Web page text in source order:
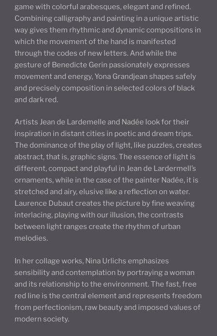
game with colorful arabesques, elegant and refined.
Combining calligraphy and painting in a unique artistic
way gives them rhythmic and dynamic compositions in
which the movement of the hand is manifested
through the codes of new letters. And while the
gesture of Benedicte Gerin passionately expresses
movement and energy, Yona Grandjean shapes safely
and precisely composition in selected colors of black
and dark red.
Artists Jean de Lardemelle and Nadée look for their
inspiration in distant cities in poetic and dream trips.
The dominance of the play of light, like puzzles, creates
abstract, that is, graphic signs. The essence of light is
different, compact and playful in Jean de Lardermell’s
ornaments, while in the case of the painter Nadée, it is
stretched and airy, elusive like a reflection on water.
Laurence Dubaut creates the picture by fine weaving
interlacing, playing with our illusion, the contrasts
between light ranges create the rhythm of urban
melodies.
In her collage works, Nina Urlichs emphasizes
sensibility and contemplation by portraying a woman
and its relationship to the environment. The fast, free
red line is the central element and represents freedom
from perfectionism, raw beauty and imposed values of
modern society.